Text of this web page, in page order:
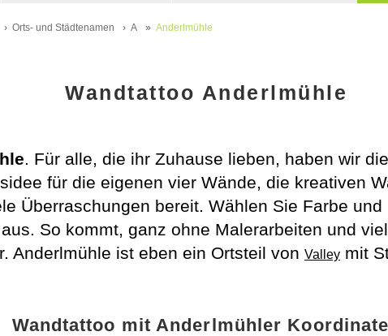
Orts- und Städtenamen A Anderlmühle
Wandtattoo Anderlmühle
. Für alle, die ihr Zuhause lieben, haben wir
für die eigenen vier Wände, die kreativen
Überraschungen bereit. Wählen Sie Farbe
So kommt, ganz ohne Malerarbeiten und
Anderlmühle ist eben ein Ortsteil von Valley mit
Wandtattoo mit Anderlmühler